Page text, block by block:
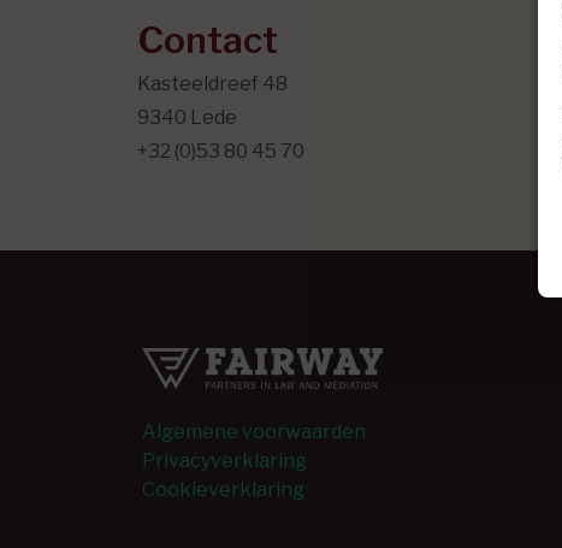
Contact
Kasteeldreef 48
9340 Lede
+32 (0)53 80 45 70
Algemene voorwaarden
Privacyverklaring
Cookieverklaring